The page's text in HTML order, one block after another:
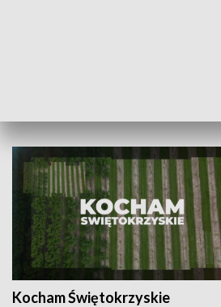
Kocham Świętokrzyskie